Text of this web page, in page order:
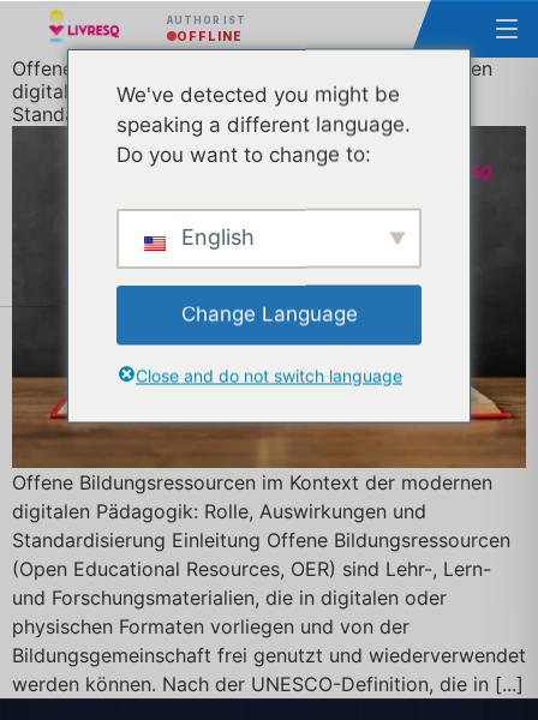
AUTHOR IST
OFFLINE
Offene Bildungsressourcen im Kontext der modernen
digitalen Pädagogik: Rolle, Auswirkungen und
Standardisierung
Offene Bildungsressourcen im Kontext der modernen
digitalen Pädagogik: Rolle, Auswirkungen und
Standardisierung Einleitung Offene Bildungsressourcen
(Open Educational Resources, OER) sind Lehr-, Lern-
und Forschungsmaterialien, die in digitalen oder
physischen Formaten vorliegen und von der
Bildungsgemeinschaft frei genutzt und wiederverwendet
werden können. Nach der UNESCO-Definition, die in [...]
We've detected you might be
speaking a different language.
Do you want to change to:
English
Change Language
Close and do not switch language